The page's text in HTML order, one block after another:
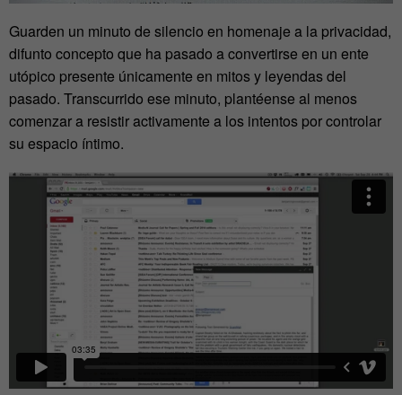
Guarden un minuto de silencio en homenaje a la privacidad,
difunto concepto que ha pasado a convertirse en un ente
utópico presente únicamente en mitos y leyendas del
pasado. Transcurrido ese minuto, plantéense al menos
comenzar a resistir activamente a los intentos por controlar
su espacio íntimo.